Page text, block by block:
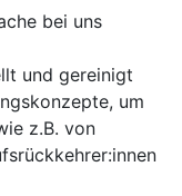
bei uns
und gereinigt
um
z.B. von